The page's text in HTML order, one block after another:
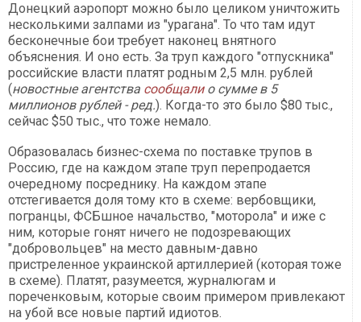
Донецкий аэропорт можно было целиком уничтожить
несколькими залпами из "урагана". То что там идут
бесконечные бои требует наконец внятного
объяснения. И оно есть. За труп каждого "отпускника"
российские власти платят родным 2,5 млн. рублей
(новостные агентства сообщалио сумме в 5
миллионов рублей - ред.). Когда-то это было $80 тыс.,
сейчас $50 тыс., что тоже немало.
Образовалась бизнес-схема по поставке трупов в
Россию, где на каждом этапе труп перепродается
очередному посреднику. На каждом этапе
отстегивается доля тому кто в схеме: вербовщики,
погранцы, ФСБшное начальство, "моторола" и иже с
ним, которые гонят ничего не подозревающих
"добровольцев" на место давным-давно
пристреленное украинской артиллерией (которая тоже
в схеме). Платят, разумеется, журналюгам и
пореченковым, которые своим примером привлекают
на убой все новые партий идиотов.